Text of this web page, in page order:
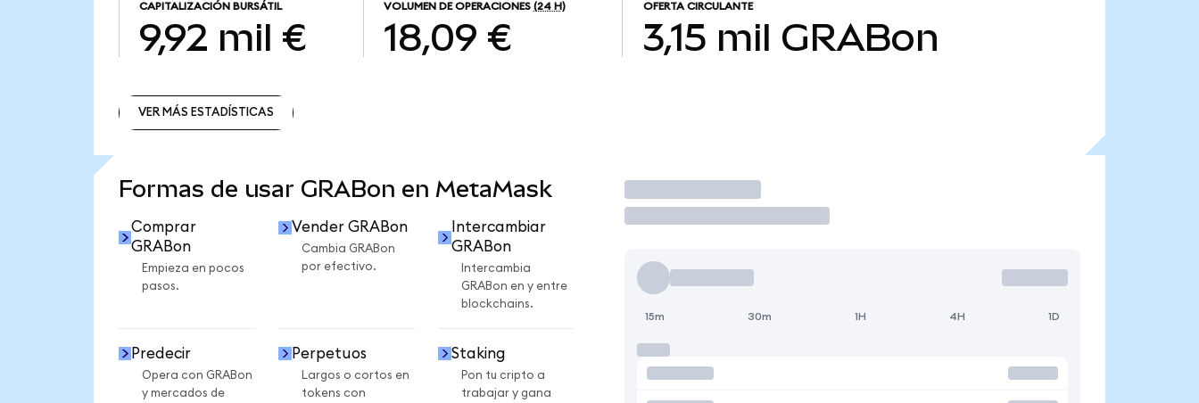
CAPITALIZACIÓN BURSÁTIL
9,92 mil €
VOLUMEN DE OPERACIONES (24 H)
18,09 €
OFERTA CIRCULANTE
3,15 mil GRABon
VER MÁS ESTADÍSTICAS
Formas de usar GRABon en MetaMask
Comprar
GRABon
Empieza en pocos
pasos.
Vender GRABon
Cambia GRABon
por efectivo.
Intercambiar
GRABon
Intercambia
GRABon en y entre
blockchains.
Predecir
Opera con GRABon
y mercados de
Perpetuos
Largos o cortos en
tokens con
Staking
Pon tu cripto a
trabajar y gana
Operar
15m 30m 1H 4H 1D